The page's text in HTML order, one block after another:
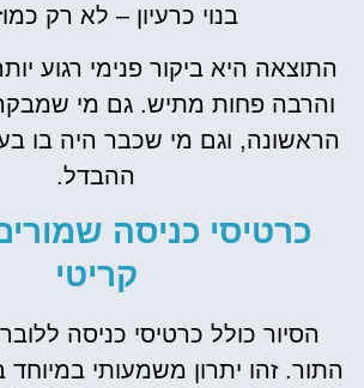
בנוי כרעיון – לא רק
התוצאה היא ביקור פנימי רגוע
והרבה פחות מתיש. גם מי
הראשונה, וגם מי שכבר היה בו
ההבדל.
כרטיסי כניסה
קריטי
הסיור כולל כרטיסי כניסה
התור. זהו יתרון משמעותי במיוחד